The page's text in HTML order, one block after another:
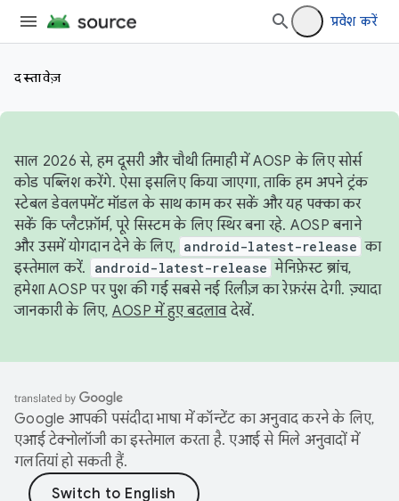
प्रवेश करें
दस्तावेज़
साल 2026 से, हम दूसरी और चौथी तिमाही में AOSP के लिए सोर्स
कोड पब्लिश करेंगे. ऐसा इसलिए किया जाएगा, ताकि हम अपने ट्रंक
स्टेबल डेवलपमेंट मॉडल के साथ काम कर सकें और यह पक्का कर
सकें कि प्लैटफ़ॉर्म, पूरे सिस्टम के लिए स्थिर बना रहे. AOSP बनाने
और उसमें योगदान देने के लिए, android-latest-release का
इस्तेमाल करें.
android-latest-release मेनिफ़ेस्ट ब्रांच,
हमेशा AOSP पर पुश की गई सबसे नई रिलीज़ का रेफ़रंस देगी. ज़्यादा
जानकारी के लिए, AOSP में हुए बदलावदेखें.
Google आपकी पसंदीदा भाषा में कॉन्टेंट का अनुवाद करने के लिए,
एआई टेक्नोलॉजी का इस्तेमाल करता है. एआई से मिले अनुवादों में
गलतियां हो सकती हैं.